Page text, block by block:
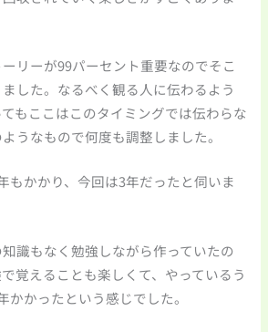
リーが99パーセント重要なのでそこ
した。なるべく観る人に伝わるよう
もここはこのタイミングでは伝わらな
うなもので何度も調整しました。
かかり、今回は3年だったと伺いま
識もなく勉強しながら作っていたの
覚えることも楽しくて、やっているう
かかったという感じでした。